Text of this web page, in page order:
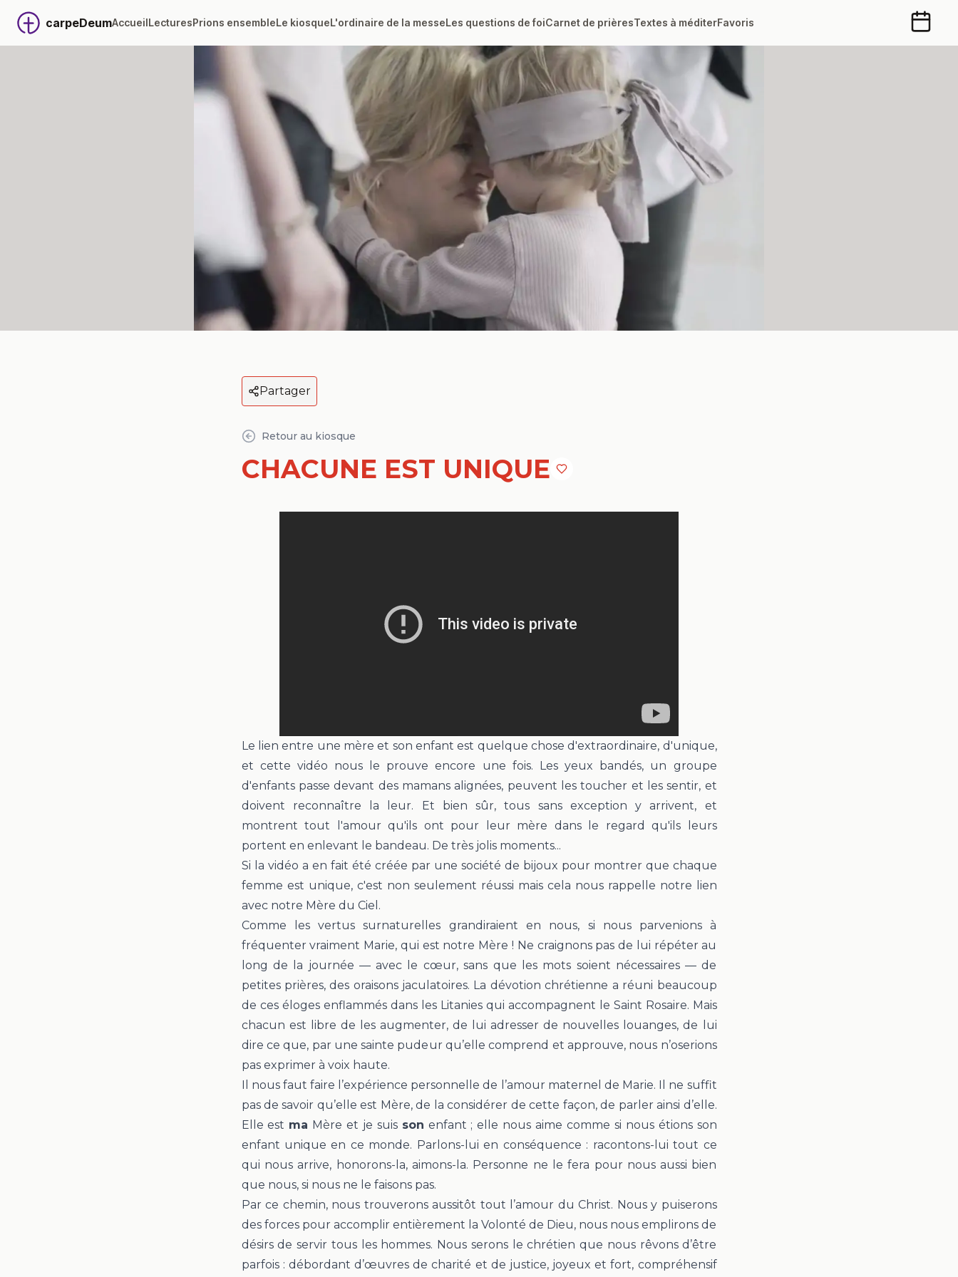
carpeDeumAccueilLecturesPrions ensembleLe kiosqueL'ordinaire de la messeLes questions de foiCarnet de prièresTextes à méditerFavoris
Partager
Retour au kiosque
CHACUNE EST UNIQUE
Le lien entre une mère et son enfant est quelque chose d'extraordinaire, d'unique,
et cette vidéo nous le prouve encore une fois. Les yeux bandés, un groupe
d'enfantspasse devant des mamans alignées, peuvent les toucher et les sentir, et
doivent reconnaître la leur. Et bien sûr, tous sans exception y arrivent, et
montrent tout l'amour qu'ils ont pour leur mère dans le regard qu'ils leurs
portent en enlevant le bandeau. De très jolis moments...
Si la vidéo a en fait été créée par une société de bijoux pour montrer que chaque
femme est unique, c'est non seulement réussi mais cela nous rappelle notre lien
avec notre Mère du Ciel.
Comme les vertus surnaturelles grandiraient en nous, si nous parvenions à
fréquenter vraiment Marie, qui est notre Mère ! Ne craignons pas de lui répéter au
long de la journée — avec le cœur, sans que les mots soient nécessaires — de
petites prières, des oraisons jaculatoires. La dévotion chrétienne a réuni beaucoup
de ces éloges enflammés dans les Litanies qui accompagnent le Saint Rosaire. Mais
chacun est libre de les augmenter, de lui adresser de nouvelles louanges, de lui
dire ce que, par une sainte pudeur qu’elle comprend et approuve, nous n’oserions
pas exprimer à voix haute.
Il nous faut faire l’expérience personnelle de l’amour maternel de Marie. Il ne suffit
pas de savoir qu’elle est Mère, de la considérer de cette façon, de parler ainsi d’elle.
Elle est ma Mère et je suis son enfant ; elle nous aime comme si nous étions son
enfant unique en ce monde. Parlons-lui en conséquence : racontons-lui tout ce
qui nous arrive, honorons-la, aimons-la. Personne ne le fera pour nous aussi bien
que nous, si nous ne le faisons pas.
Par ce chemin, nous trouverons aussitôt tout l’amour du Christ. Nous y puiserons
des forces pour accomplir entièrement la Volonté de Dieu, nous nous emplirons de
désirs de servir tous les hommes. Nous serons le chrétien que nous rêvons d’être
parfois : débordant d’œuvres de charité et de justice, joyeux et fort, compréhensif